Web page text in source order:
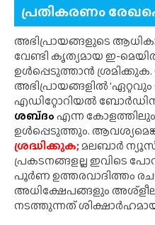
പ്രതികരണം
അഭിപ്രായങ്ങളുടെ
വേണ്ടി കൃത്യമായ ഇ-
ഉൾപ്പെടുത്താൻ ശ്രമിക്കുക.
അഭിപ്രായങ്ങളിൽ
എഡിറ്റോറിയൽ
ശബ്‌ദംഎന്ന കോളത്തിലും
ഉൾപ്പെടുത്തും.
ശ്രദ്ധിക്കുക;മലബാർ
പ്രകടനങ്ങളല്ല ഇവിടെ
പൂർണ ഉത്തരവാദിത്തം
അധിക്ഷേപങ്ങളും
നടത്തുന്നത്